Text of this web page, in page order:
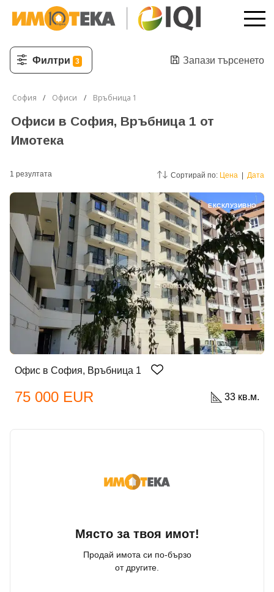
Филтри 3 Запази търсенето
София Офиси Връбница 1
Офиси в София, Връбница 1 от
Имотека
1 резултатa Сортирай по: Цена Дата
Офис в София, Връбница 1
75 000 EUR 33 кв.м.
ЕКСКЛУЗИВНО
Място за твоя имот!
Продай имота си по-бързо
от другите.